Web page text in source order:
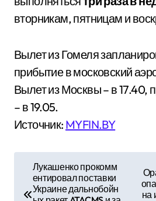
вторникам, пятницам и
Вылет из Гомеля
прибытие в московский
Вылет из Москвы – в 17.40,
– в 19.05.
Источник: MYFIN.BY
Лукашенко прокомм
ентировал поставки
Украине дальнобойн
на